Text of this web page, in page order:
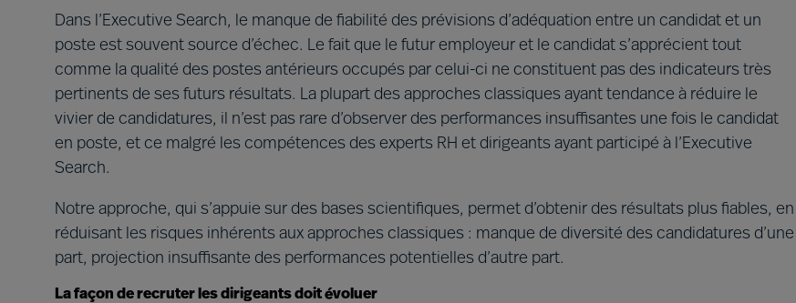
Dans l’Executive Search, le manque de fiabilité des prévisions d’adéquation entre un candidat et un
poste est souvent source d’échec. Le fait que le futur employeur et le candidat s’apprécient tout
comme la qualité des postes antérieurs occupés par celui-ci ne constituent pas des indicateurs très
pertinents de ses futurs résultats. La plupart des approches classiques ayant tendance à réduire le
vivier de candidatures, il n’est pas rare d’observer des performances insuffisantes une fois le candidat
en poste, et ce malgré les compétences des experts RH et dirigeants ayant participé à l’Executive
Search.
Notre approche, qui s’appuie sur des bases scientifiques, permet d’obtenir des résultats plus fiables, en
réduisant les risques inhérents aux approches classiques : manque de diversité des candidatures d’une
part, projection insuffisante des performances potentielles d’autre part.
La façon de recruter les dirigeants doit évoluer